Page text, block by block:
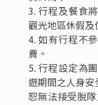
額外加價